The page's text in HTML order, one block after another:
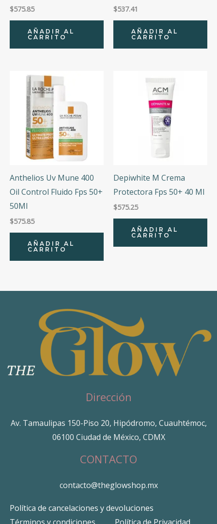
$575.85
AÑADIR AL
CARRITO
$537.41
AÑADIR AL
CARRITO
Anthelios Uv Mune 400
Oil Control Fluido Fps 50+
50Ml
$575.85
AÑADIR AL
CARRITO
Depiwhite M Crema
Protectora Fps 50+ 40 Ml
$575.25
AÑADIR AL
CARRITO
Dirección
Av. Tamaulipas 150-Piso 20, Hipódromo, Cuauhtémoc,
06100 Ciudad de México, CDMX
CONTACTO
contacto@theglowshop.mx
Política de cancelaciones y devoluciones